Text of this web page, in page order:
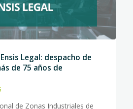
Legal: despacho de
de 75 años de
de Zonas Industriales de